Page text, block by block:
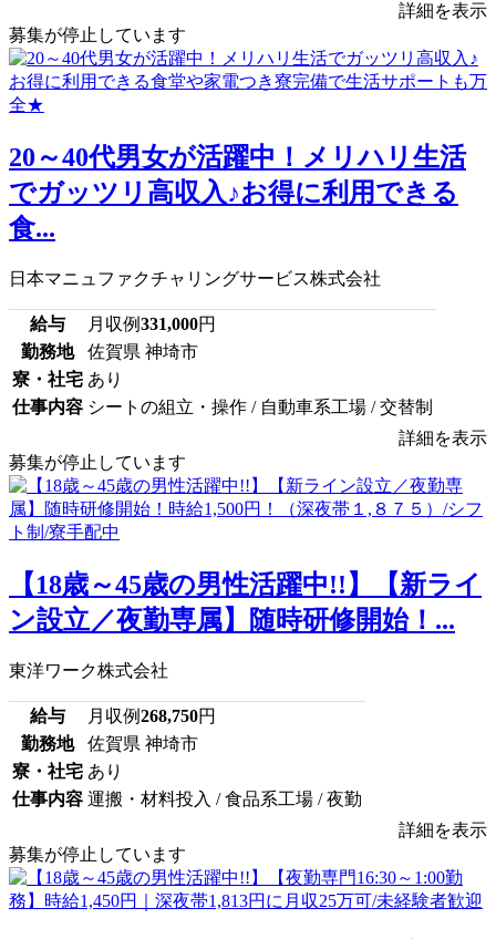
詳細を表示
募集が停止しています
20～40代男女が活躍中！メリハリ生活
でガッツリ高収入♪お得に利用できる
食...
日本マニュファクチャリングサービス株式会社
給与 月収例331,000円
勤務地
佐賀県 神埼市
寮・社宅 あり
仕事内容 シートの組立・操作 / 自動車系工場 / 交替制
詳細を表示
募集が停止しています
【18歳～45歳の男性活躍中!!】【新ライ
ン設立／夜勤専属】随時研修開始！...
東洋ワーク株式会社
給与 月収例268,750円
勤務地
佐賀県 神埼市
寮・社宅 あり
仕事内容 運搬・材料投入 / 食品系工場 / 夜勤
詳細を表示
募集が停止しています